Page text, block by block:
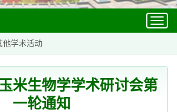
他学术活动
米生物学学术研讨会第
一轮通知